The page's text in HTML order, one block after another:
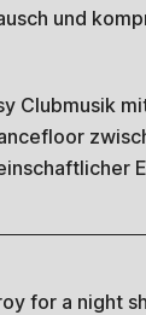
und
Clubmusik
for a night